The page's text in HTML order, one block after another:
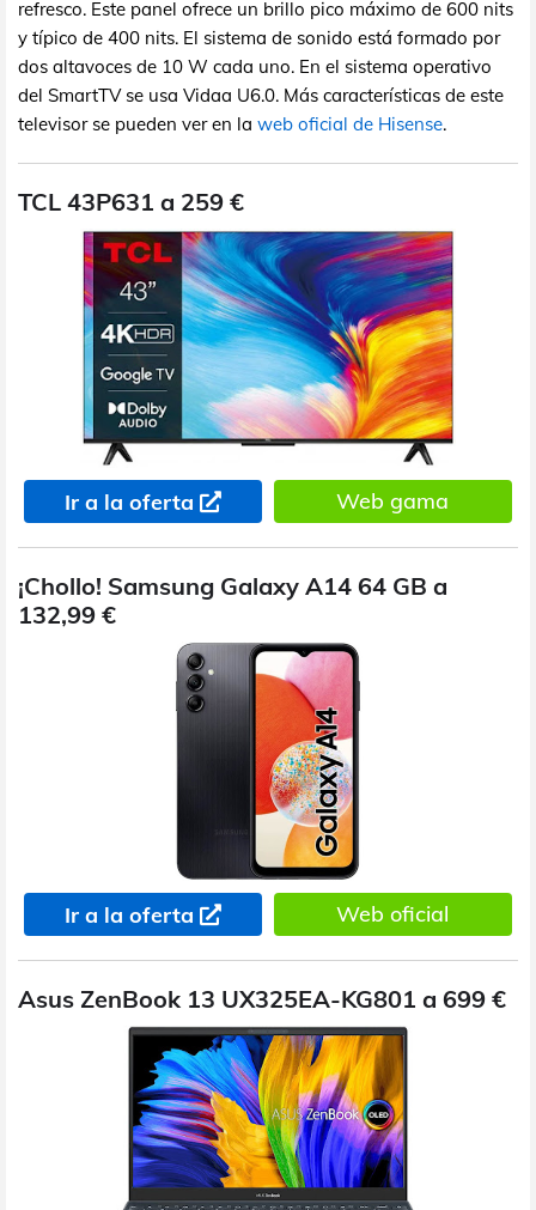
refresco. Este panel ofrece un brillo pico máximo de 600 nits
y típico de 400 nits. El sistema de sonido está formado por
dos altavoces de 10 W cada uno. En el sistema operativo
del SmartTV se usa Vidaa U6.0. Más características de este
televisor se pueden ver en la web oficial de Hisense.
TCL 43P631 a 259 €
Ir a la oferta Web gama
¡Chollo! Samsung Galaxy A14 64 GB a
132,99 €
Ir a la oferta Web oficial
Asus ZenBook 13 UX325EA-KG801 a 699 €